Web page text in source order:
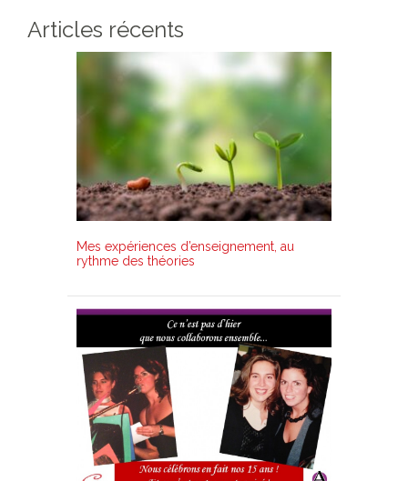
Articles récents
Mes expériences d’enseignement, au
rythme des théories